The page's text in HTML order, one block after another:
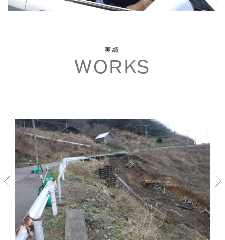
実績
WORKS